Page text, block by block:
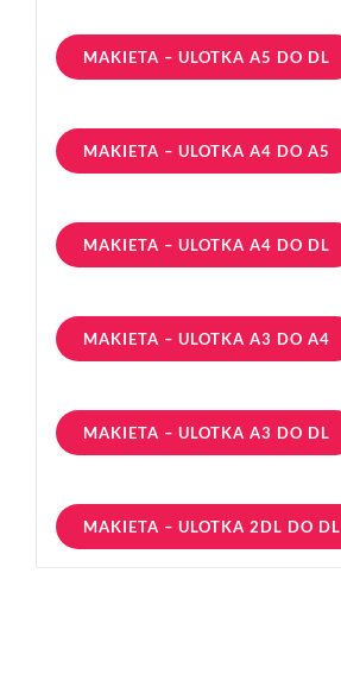
MAKIETA – ULOTKA A5 DO DL
MAKIETA – ULOTKA A4 DO A5
MAKIETA – ULOTKA A4 DO DL
MAKIETA – ULOTKA A3 DO A4
MAKIETA – ULOTKA A3 DO DL
MAKIETA – ULOTKA 2DL DO DL